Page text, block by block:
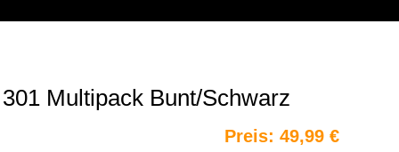
Multipack Bunt/Schwarz
Preis: 49,99 €